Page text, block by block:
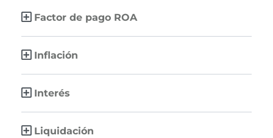
Factor de pago ROA
Inflación
Interés
Liquidación